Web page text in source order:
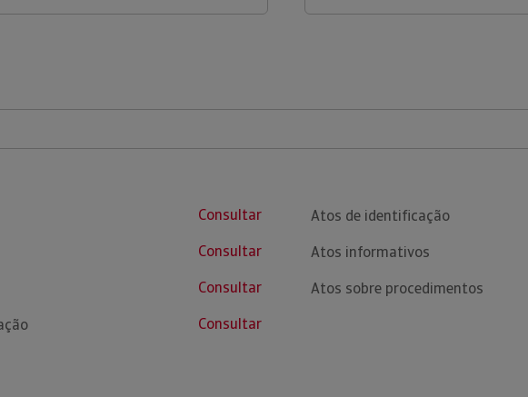
Consultar
Consultar
Consultar
Consultar
Atos de identificação
Atos informativos
Atos sobre procedimentos